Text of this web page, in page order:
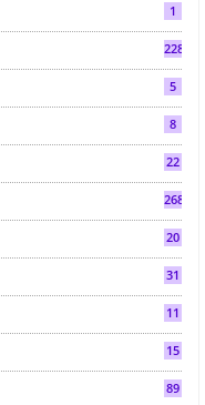
1
2286
5
8
22
268
20
31
11
15
89